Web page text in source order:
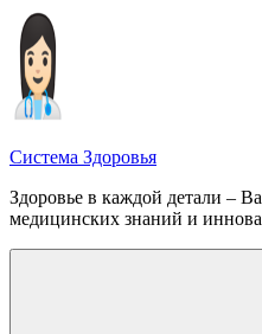
Перейти
содержимому
Система Здоровья
Здоровье в каждой детали –
медицинских знаний и